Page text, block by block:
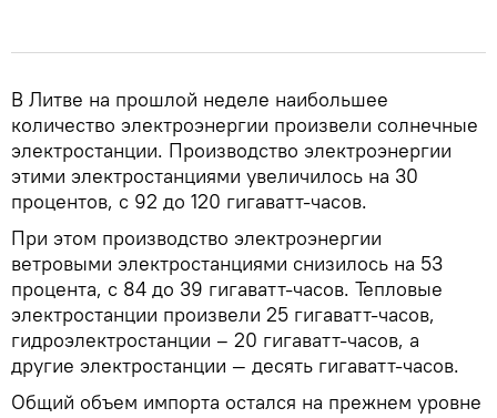
В Литве на прошлой неделе наибольшее
количество электроэнергии произвели солнечные
электростанции. Производство электроэнергии
этими электростанциями увеличилось на 30
процентов, с 92 до 120 гигаватт-часов.
При этом производство электроэнергии
ветровыми электростанциями снизилось на 53
процента, с 84 до 39 гигаватт-часов. Тепловые
электростанции произвели 25 гигаватт-часов,
гидроэлектростанции – 20 гигаватт-часов, а
другие электростанции — десять гигаватт-часов.
Общий объем импорта остался на прежнем уровне